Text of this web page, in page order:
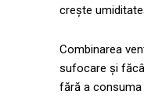
crește
Combinarea
sufocare și
fără a